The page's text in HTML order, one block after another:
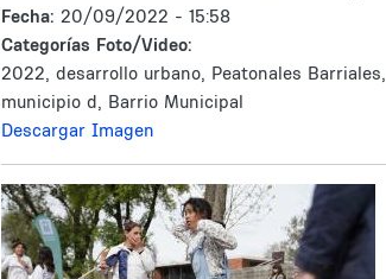
Fecha: 20/09/2022 - 15:58
Categorías Foto/Video:
2022, desarrollo urbano, Peatonales Barriales,
municipio d, Barrio Municipal
Descargar Imagen